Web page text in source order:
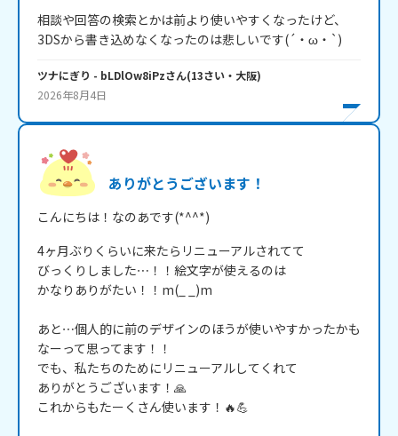
相談や回答の検索とかは前より使いやすくなったけど、
3DSから書き込めなくなったのは悲しいです(´・ω・`)
ツナにぎり - bLDlOw8iPzさん(13さい・ 大阪)
2026年8月4日
ありがとうございます！
こんにちは！なのあです(*^^*)
4ヶ月ぶりくらいに来たらリニューアルされてて
びっくりしました⋯！！絵文字が使えるのは
かなりありがたい！！m(_ _)m
あと⋯個人的に前のデザインのほうが使いやすかったかも
なーって思ってます！！
でも、私たちのためにリニューアルしてくれて
ありがとうございます！🙏
これからもたーくさん使います！🔥💪